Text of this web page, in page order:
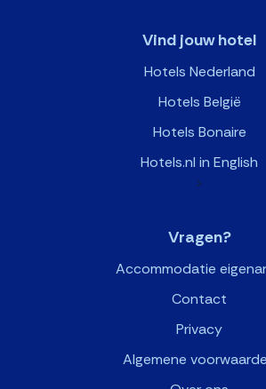
Vind jouw hotel
Hotels Nederland
Hotels België
Hotels Bonaire
Hotels.nl in English
>
Vragen?
Accommodatie
Contact
Privacy
Algemene